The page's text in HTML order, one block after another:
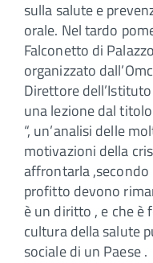
sulla salute e
orale. Nel tardo
Falconetto di
organizzato
Direttore
una lezione dal
“, un’analisi delle
motivazioni della
affrontarla ,secondo
profitto devono
è un diritto , e che è
cultura della salute
sociale di un Paese .